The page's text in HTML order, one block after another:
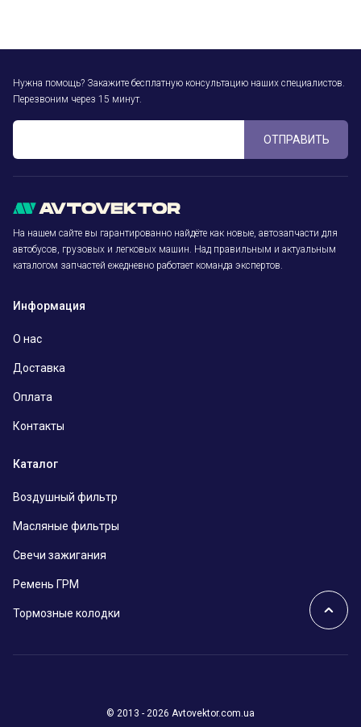
Нужна помощь? Закажите бесплатную консультацию наших специалистов.
Перезвоним через 15 минут.
ОТПРАВИТЬ
На нашем сайте вы гарантированно найдёте как новые, автозапчасти для
автобусов, грузовых и легковых машин. Над правильным и актуальным
каталогом запчастей ежедневно работает команда экспертов.
Информация
О нас
Доставка
Оплата
Контакты
Каталог
Воздушный фильтр
Масляные фильтры
Свечи зажигания
Ремень ГРМ
Тормозные колодки
© 2013 - 2026 Avtovektor.com.ua